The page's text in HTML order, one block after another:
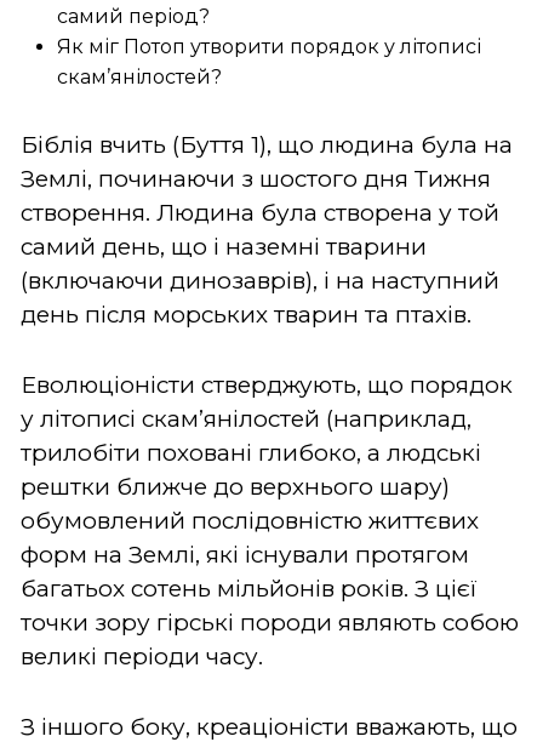
самий період?
Як міг Потоп утворити порядок у літописі
скам’янілостей?
Біблія вчить (Буття 1), що людина була на
Землі, починаючи з шостого дня Тижня
створення. Людина була створена у той
самий день, що і наземні тварини
(включаючи динозаврів), і на наступний
день після морських тварин та птахів.
Еволюціоністи стверджують, що порядок
у літописі скам’янілостей (наприклад,
трилобіти поховані глибоко, а людські
рештки ближче до верхнього шару)
обумовлений послідовністю життєвих
форм на Землі, які існували протягом
багатьох сотень мільйонів років. З цієї
точки зору гірські породи являють собою
великі періоди часу.
З іншого боку, креаціоністи вважають, що